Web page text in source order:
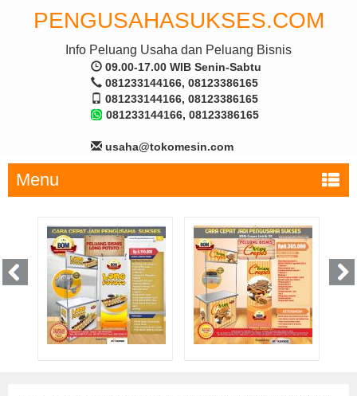
PENGUSAHASUKSES.COM
Info Peluang Usaha dan Peluang Bisnis
09.00-17.00 WIB Senin-Sabtu
081233144166, 08123386165
081233144166, 08123386165
081233144166, 08123386165
usaha@tokomesin.com
Menu